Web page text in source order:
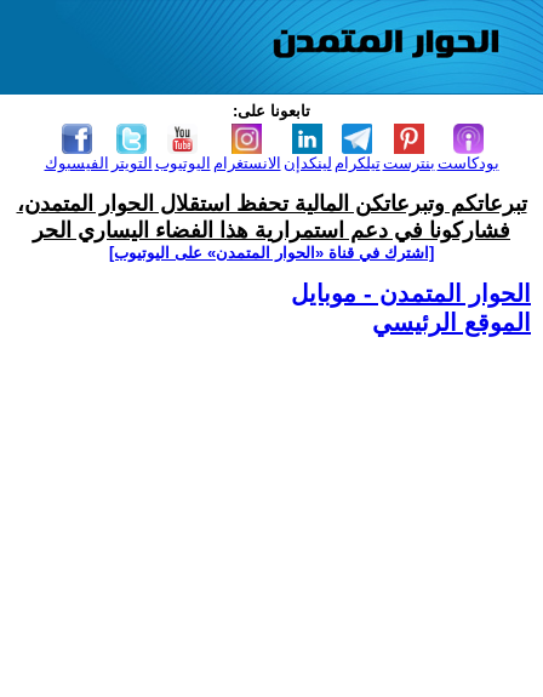
تابعونا على:
الفيسبوك التويتر اليوتيوب الانستغرام لينكدإن تيلكرامبنترست بودكاست
تبرعاتكم وتبرعاتكن المالية تحفظ استقلال الحوار المتمدن،
فشاركونا في دعم استمرارية هذا الفضاء اليساري الحر
[اشترك في قناة ‫«الحوار المتمدن» على اليوتيوب]
الحوار المتمدن - موبايل
الموقع الرئيسي